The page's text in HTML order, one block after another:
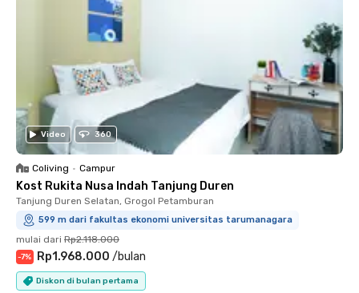
Video 360
Coliving • Campur
Kost Rukita Nusa Indah Tanjung Duren
Tanjung Duren Selatan, Grogol Petamburan
599 m dari fakultas ekonomi universitas tarumanagara
mulai dari Rp2.118.000
-7% Rp1.968.000 /bulan
Diskon di bulan pertama